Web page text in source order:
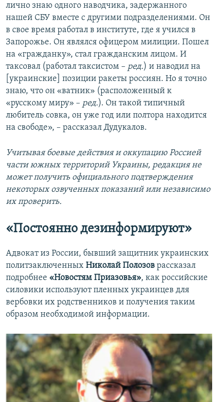
лично знаю одного наводчика, задержанного
нашей СБУ вместе с другими подразделениями. Он
в свое время работал в институте, где я учился в
Запорожье. Он являлся офицером милиции. Пошел
на «гражданку», стал гражданским лицом. И
таксовал (работал таксистом – ред.) и наводил на
[украинские] позиции ракеты россиян. Но я точно
знаю, что он «ватник» (расположенный к
«русскому миру» – ред.). Он такой типичный
любитель совка, он уже год или полтора находится
на свободе», – рассказал Дудукалов.
Учитывая боевые действия и оккупацию Россией
части южных территорий Украины, редакция не
может получить официального подтверждения
некоторых озвученных показаний или независимо
их проверить.
«Постоянно дезинформируют»
Адвокат из России, бывший защитник украинских
политзаключенных Николай Полозов рассказал
подробнее «Новостям Приазовья», как российские
силовики используют пленных украинцев для
вербовки их родственников и получения таким
образом необходимой информации.